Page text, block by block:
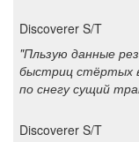
Discoverer S/T
"Пльзую данные
быстриц стёртых
по снегу сущий
Discoverer S/T